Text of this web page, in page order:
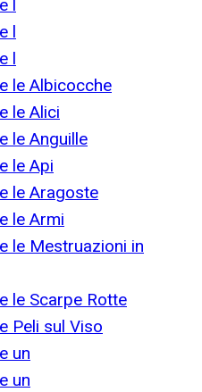
l
l
l
le Albicocche
le Alici
le Anguille
le Api
le Aragoste
le Armi
le Mestruazioni in
le Scarpe Rotte
Peli sul Viso
un
un